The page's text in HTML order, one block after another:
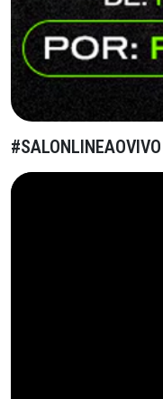
#SALONLINEAOVIVO